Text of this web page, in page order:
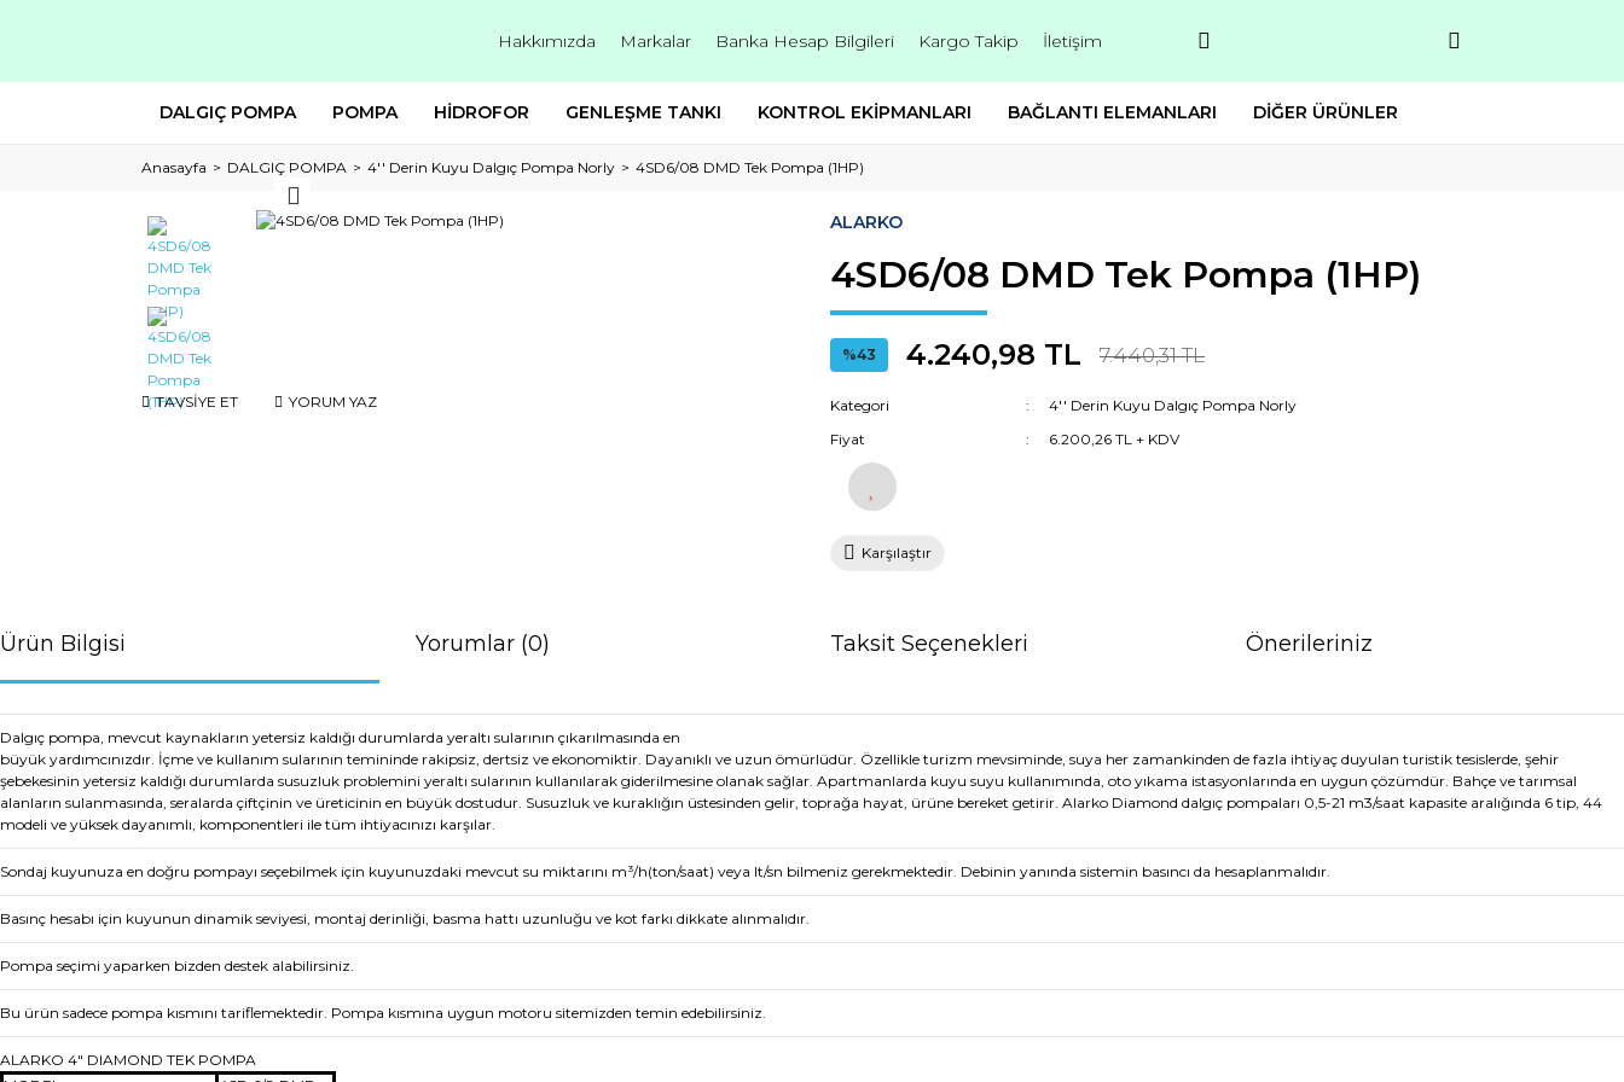
Hakkımızda Markalar Banka Hesap Bilgileri Kargo Takip İletişim
DALGIÇ POMPA POMPA HİDROFOR GENLEŞME TANKI KONTROL EKİPMANLARI BAĞLANTI ELEMANLARI DİĞER ÜRÜNLER
Anasayfa DALGIÇ POMPA 4'' Derin Kuyu Dalgıç Pompa Norly 4SD6/08 DMD Tek Pompa (1HP)
TAVSİYE ET YORUM YAZ
ALARKO
4SD6/08 DMD Tek Pompa (1HP)
%43 4.240,98 TL 7.440,31 TL
Kategori
4'' Derin Kuyu Dalgıç Pompa Norly
Fiyat
6.200,26 TL + KDV
Karşılaştır
Ürün Bilgisi Yorumlar (0) Taksit Seçenekleri Önerileriniz
Dalgıç pompa, mevcut kaynakların yetersiz kaldığı durumlarda yeraltı sularının çıkarılmasında en
büyük yardımcınızdır. İçme ve kullanım sularının temininde rakipsiz, dertsiz ve ekonomiktir. Dayanıklı ve uzun ömürlüdür. Özellikle turizm mevsiminde, suya her zamankinden de fazla ihtiyaç duyulan turistik tesislerde, şehir
şebekesinin yetersiz kaldığı durumlarda susuzluk problemini yeraltı sularının kullanılarak giderilmesine olanak sağlar. Apartmanlarda kuyu suyu kullanımında, oto yıkama istasyonlarında en uygun çözümdür. Bahçe ve tarımsal
alanların sulanmasında, seralarda çiftçinin ve üreticinin en büyük dostudur. Susuzluk ve kuraklığın üstesinden gelir, toprağa hayat, ürüne bereket getirir. Alarko Diamond dalgıç pompaları 0,5-21 m3/saat kapasite aralığında 6 tip, 44
modeli ve yüksek dayanımlı, komponentleri ile tüm ihtiyacınızı karşılar.
Sondaj kuyunuza en doğru pompayı seçebilmek için kuyunuzdaki mevcut su miktarını m³/h(ton/saat) veya lt/sn bilmeniz gerekmektedir. Debinin yanında sistemin basıncı da hesaplanmalıdır.
Basınç hesabı için kuyunun dinamik seviyesi, montaj derinliği, basma hattı uzunluğu ve kot farkı dikkate alınmalıdır.
Pompa seçimi yaparken bizden destek alabilirsiniz.
Bu ürün sadece pompa kısmını tariflemektedir. Pompa kısmına uygun motoru sitemizden temin edebilirsiniz.
ALARKO 4" DIAMOND TEK POMPA